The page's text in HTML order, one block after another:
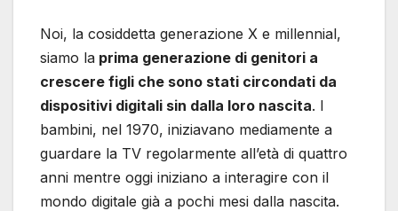
Noi, la cosiddetta generazione X e millennial,
siamo la prima generazione di genitori a
crescere figli che sono stati circondati da
dispositivi digitali sin dalla loro nascita. I
bambini, nel 1970, iniziavano mediamente a
guardare la TV regolarmente all’età di quattro
anni mentre oggi iniziano a interagire con il
mondo digitale già a pochi mesi dalla nascita.